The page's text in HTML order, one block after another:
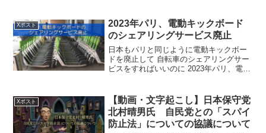
す
んじゃないか。そんな声も上がっていま
す pi...
Xポスト
2023年パリ、電動キックボード
のシェアリングサービス廃止
日本もパリと同じように電動キックボー
ドを廃止して 自転車のシェアリングサー
ビスをすればいいのに 2023年パリ、電動
ックボードのシェアリングサービスを廃
止した。パリ...
Xポスト
【動画・文字起こし】日本保守党
北村晴男氏 自民党との「スパイ
防止法」についての協議について